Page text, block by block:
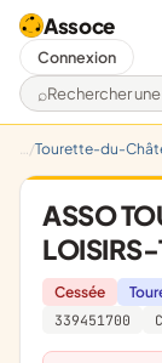
Assoce
Rechercher
Connexion
Tourette-du-
ASSO
Cessée
339451700